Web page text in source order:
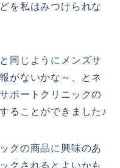
を私はみつけられな
同じようにメンズサ
がないかな～、とネ
ポートクリニックの
ることができました♪
クの商品に興味のあ
クされるとよいかも